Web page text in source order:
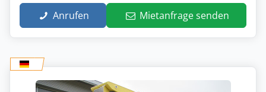
Anrufen Mietanfrage senden